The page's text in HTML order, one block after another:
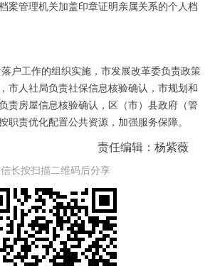
案管理机关加盖印章证明亲属关系的个人档
户工作的组织实施，市发展改革委负责政策
市人社局负责社保信息核验确认，市规划和
责房屋信息核验确认，区（市）县政府（管
职责优化配置公共资源，加强服务保障。
责任编辑：杨紫薇
长按扫描二维码后分享